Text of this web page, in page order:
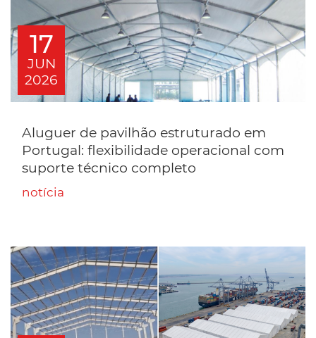
17
JUN
2026
Aluguer de pavilhão estruturado em
Portugal: flexibilidade operacional com
suporte técnico completo
notícia